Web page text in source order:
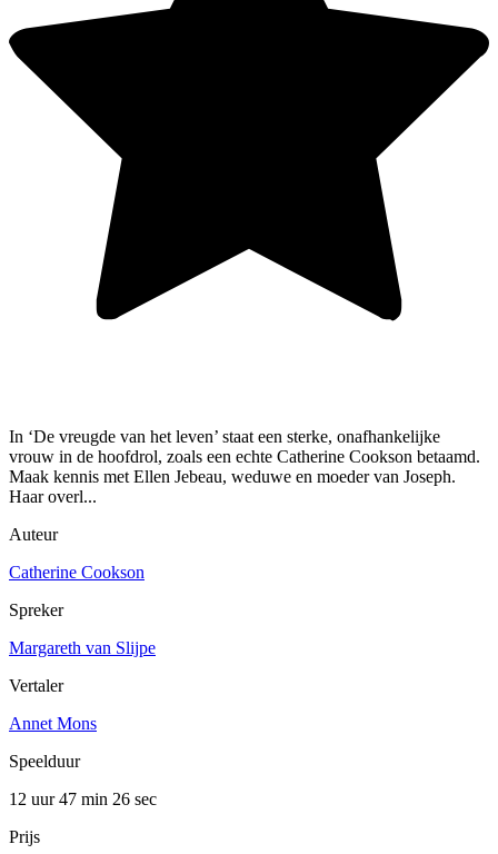
In ‘De vreugde van het leven’ staat een sterke, onafhankelijke
vrouw in de hoofdrol, zoals een echte Catherine Cookson betaamd.
Maak kennis met Ellen Jebeau, weduwe en moeder van Joseph.
Haar overl...
Auteur
Catherine Cookson
Spreker
Margareth van Slijpe
Vertaler
Annet Mons
Speelduur
12 uur 47 min 26 sec
Prijs